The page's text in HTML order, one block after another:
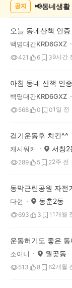
게
공지 📢동네생
오늘 동네산책 인증
백명대간KRD6GXZ
421 6 39시간
아침 동네 산책 인
백명대간KRD6GXZ
568 0 01일 전
걷기운동후 치킨^^
캐시워커 서창2
289 5 22주 전
동막근린공원 자전
다현 동춘2동
693 3 1 1개월
운동허기도 좋은 동
소여니 월곶동
513 8 62개월